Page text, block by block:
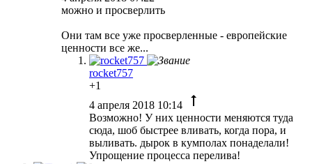
можно и просверлить
Они там все уже просверленные - европейские
ценности все же...
rocket757
+1
4 апреля 2018 10:14
Возможно! У них ценности меняются туда
сюда, шоб быстрее вливать, когда пора, и
выливать. дырок в кумполах понаделали!
Упрощение процесса перелива!